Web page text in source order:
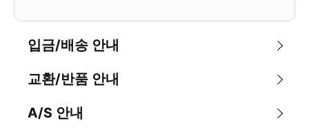
입금/배송 안내
교환/반품 안내
A/S 안내